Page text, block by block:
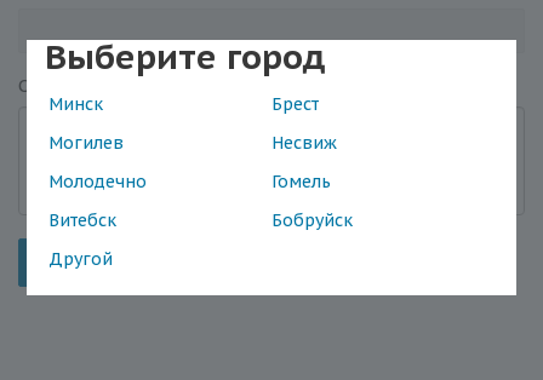
Выберите город
Минск
Брест
Могилев
Несвиж
Молодечно
Гомель
Витебск
Бобруйск
Другой
Отзыв
Отправить